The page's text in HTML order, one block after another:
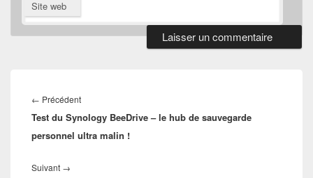
Site web
de
l’article
← PrécédentArticle
précédent :
Test du Synology BeeDrive – le hub de sauvegarde
personnel ultra malin !
Suivant →